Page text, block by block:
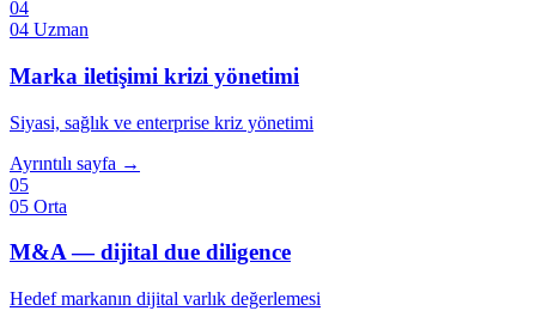
04
04 Uzman
Marka iletişimi krizi yönetimi
Siyasi, sağlık ve enterprise kriz yönetimi
Ayrıntılı sayfa →
05
05 Orta
M&A — dijital due diligence
Hedef markanın dijital varlık değerlemesi